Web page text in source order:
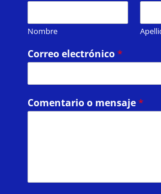
Nombre
Correo electrónico*
Comentario o mensaje*